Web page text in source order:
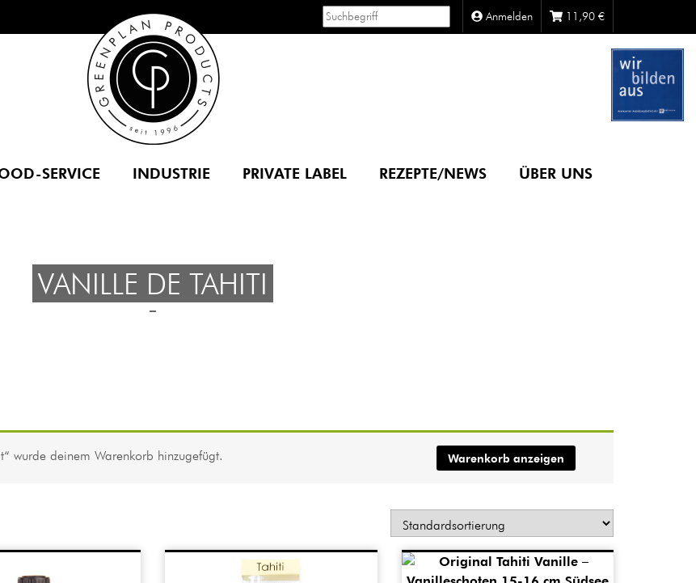
Anmelden 11,90 €
SERVICE INDUSTRIE PRIVATE LABEL REZEPTE/NEWS ÜBER UNS
VANILLE DE TAHITI
Warenkorb anzeigen
wurde deinem Warenkorb hinzugefügt.